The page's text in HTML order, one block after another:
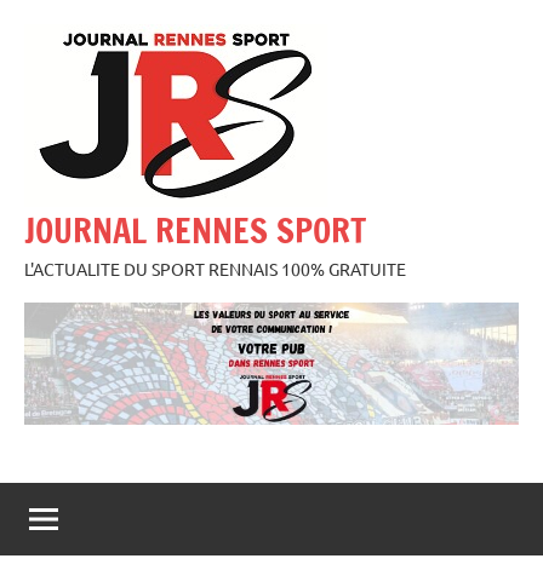
JOURNAL RENNES SPORT
L'ACTUALITE DU SPORT RENNAIS 100% GRATUITE